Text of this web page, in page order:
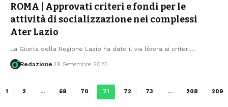
ROMA | Approvati criteri e fondi per le
attività di socializzazione nei complessi
Ater Lazio
La Giunta della Regione Lazio ha dato il via libera ai criteri…
Redazione 19 Settembre 2025
1 2 … 69 70 71 72 73 … 208 209